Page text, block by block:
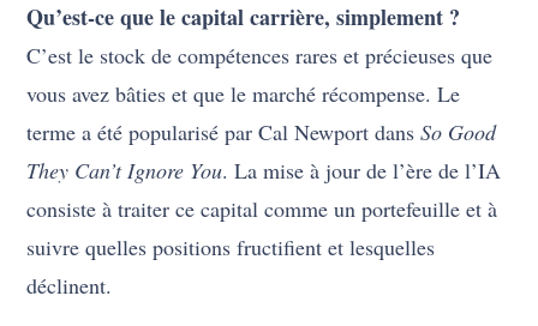
Qu’est-ce que le capital carrière, simplement ?
C’est le stock de compétences rares et précieuses que
vous avez bâties et que le marché récompense. Le
terme a été popularisé par Cal Newport dansSo Good
They Can’t Ignore You. La mise à jour de l’ère de l’IA
consiste à traiter ce capital comme un portefeuille et à
suivre quelles positions fructifient et lesquelles
déclinent.